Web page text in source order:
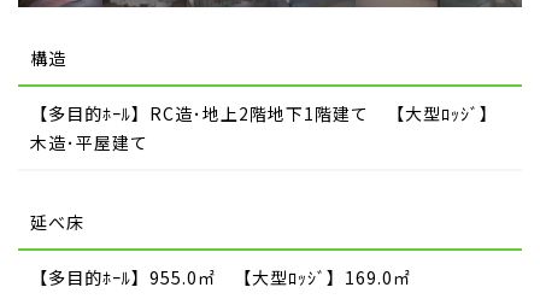
構造
【多目的ﾎｰﾙ】RC造･地上2階地下1階建て 【大型ﾛｯｼﾞ】
木造･平屋建て
延べ床
【多目的ﾎｰﾙ】955.0㎡ 【大型ﾛｯｼﾞ】169.0㎡